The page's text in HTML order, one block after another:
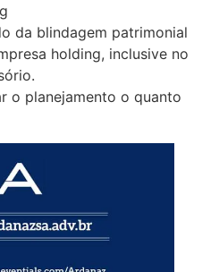
da blindagem patrimonial
holding, inclusive no
o planejamento o quanto